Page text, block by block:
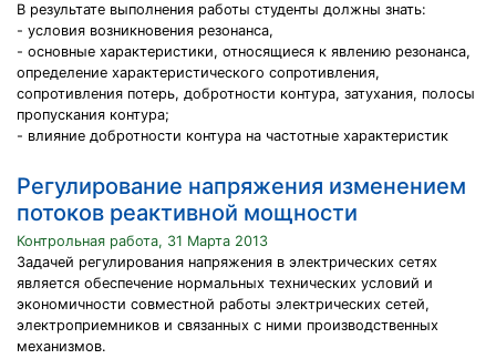
В результате выполнения работы студенты должны знать:
- условия возникновения резонанса,
- основные характеристики, относящиеся к явлению резонанса,
определение характеристического сопротивления,
сопротивления потерь, добротности контура, затухания, полосы
пропускания контура;
- влияние добротности контура на частотные характеристик
Регулирование напряжения изменением
потоков реактивной мощности
Контрольная работа, 31 Марта 2013
Задачей регулирования напряжения в электрических сетях
является обеспечение нормальных технических условий и
экономичности совместной работы электрических сетей,
электроприемников и связанных с ними производственных
механизмов.